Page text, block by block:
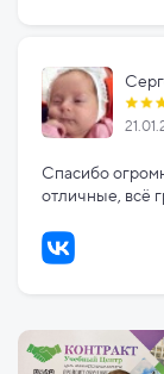
Спасибо
отличные, всё